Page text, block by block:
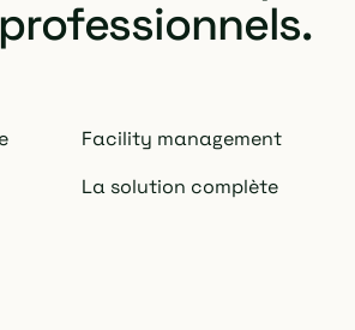
Facility management
La solution complète